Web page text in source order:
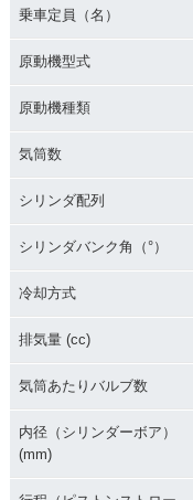
乗車定員（名）
原動機型式
原動機種類
気筒数
シリンダ配列
シリンダバンク角（°）
冷却方式
排気量 (cc)
気筒あたりバルブ数
内径（シリンダーボア）
(mm)